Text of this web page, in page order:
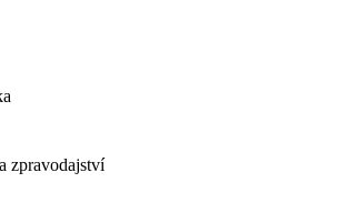
zpravodajství